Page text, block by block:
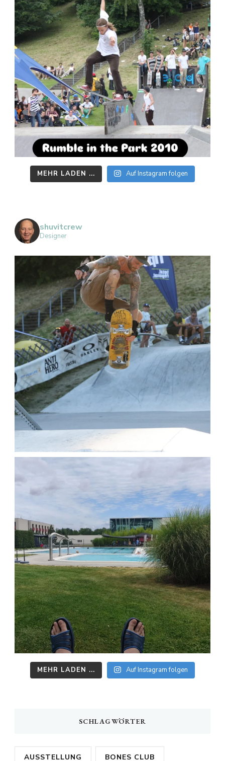
MEHR LADEN ... Auf Instagram folgen
shuvitcrew
Designer
MEHR LADEN ... Auf Instagram folgen
SCHLAGWÖRTER
AUSSTELLUNG BONES CLUB